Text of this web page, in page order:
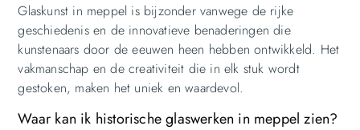
Glaskunst in meppel is bijzonder vanwege de rijke
geschiedenis en de innovatieve benaderingen die
kunstenaars door de eeuwen heen hebben ontwikkeld. Het
vakmanschap en de creativiteit die in elk stuk wordt
gestoken, maken het uniek en waardevol.
Waar kan ik historische glaswerken in meppel zien?